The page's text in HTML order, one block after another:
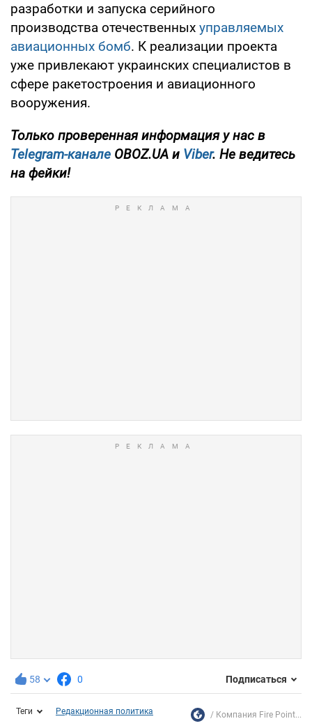
разработки и запуска серийного
производства отечественных управляемых
авиационных бомб. К реализации проекта
уже привлекают украинских специалистов в
сфере ракетостроения и авиационного
вооружения.
Только проверенная информация у нас в
Telegram-канале OBOZ.UA и Viber. Не ведитесь
на фейки!
58 0 Подписаться
Теги Редакционная политика Компания Fire Point...